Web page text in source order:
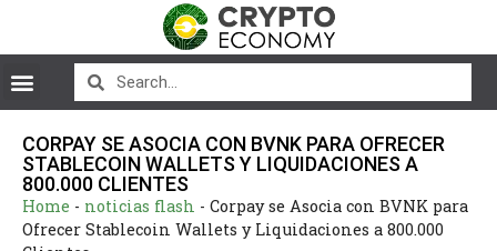
CORPAY SE ASOCIA CON BVNK PARA OFRECER
STABLECOIN WALLETS Y LIQUIDACIONES A
800.000 CLIENTES
Home - noticias flash - Corpay se Asocia con BVNK para
Ofrecer Stablecoin Wallets y Liquidaciones a 800.000